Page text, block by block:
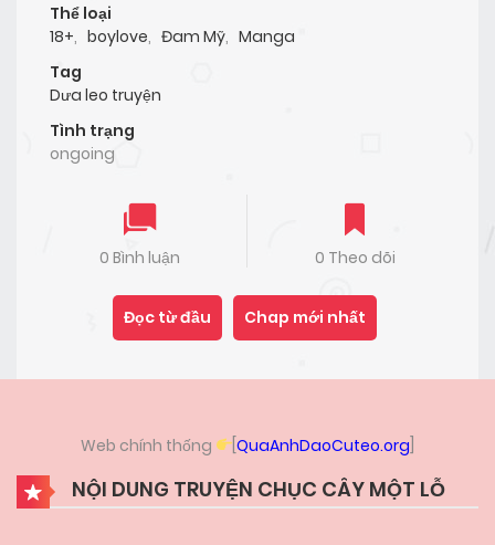
Thể loại
18+, boylove, Đam Mỹ, Manga
Tag
Dưa leo truyện
Tình trạng
ongoing
0 Bình luận 0 Theo dõi
Đọc từ đầu Chap mới nhất
Web chính thống [QuaAnhDaoCuteo.org
NỘI DUNG TRUYỆN CHỤC CÂY MỘT LỖ